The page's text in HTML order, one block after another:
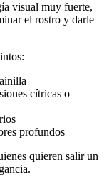
visual muy fuerte,
el rostro y darle
cítricas o
profundos
quieren salir un